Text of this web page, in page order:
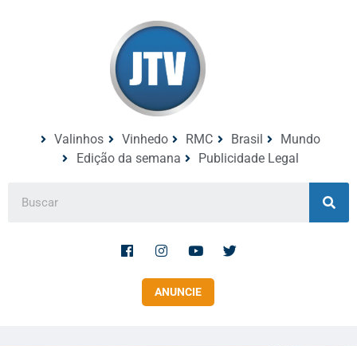
Valinhos Vinhedo RMC Brasil
Mundo
Edição da semana
Publicidade Legal
ANUNCIE